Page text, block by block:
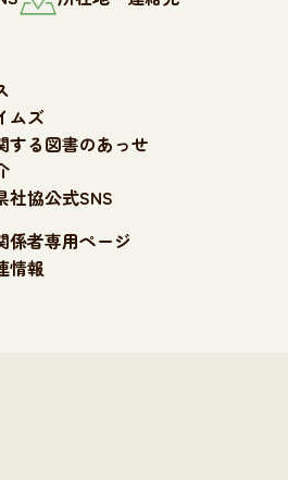
ムズ
する図書のあっせ
社協公式SNS
係者専用ページ
情報